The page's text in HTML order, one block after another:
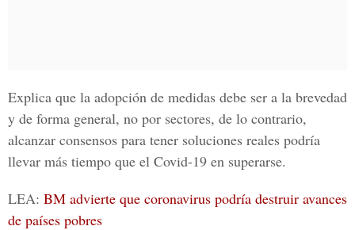
Explica que la adopción de medidas debe ser a la brevedad
y de forma general, no por sectores, de lo contrario,
alcanzar consensos para tener soluciones reales podría
llevar más tiempo que el Covid-19 en superarse.
LEA: BM advierte que coronavirus podría destruir avances
de países pobres